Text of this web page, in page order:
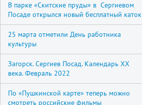
В парке «Скитские пруды» в Сергиевом
Посаде открылся новый бесплатный каток
25 марта отметили День работника
культуры
Загорск. Сергиев Посад. Календарь XX
века. Февраль 2022
По «Пушкинской карте» теперь можно
смотреть российские фильмы